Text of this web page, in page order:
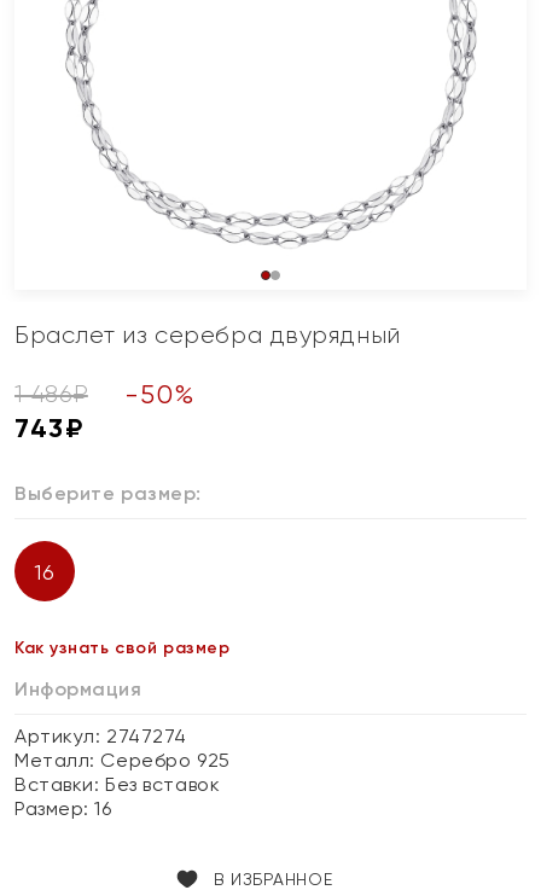
Браслет из серебра двурядный
1 486₽ -50%
743₽
Выберите размер:
16
Как узнать свой размер
Информация
Артикул: 2747274
Металл: Серебро 925
Вставки:Без вставок
Размер:16
В ИЗБРАННОЕ